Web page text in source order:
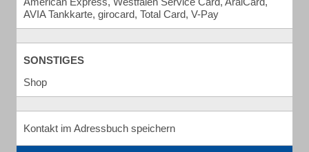
AVIA Tankkarte, girocard, Total Card, V-Pay
SONSTIGES
Shop
Kontakt im Adressbuch speichern